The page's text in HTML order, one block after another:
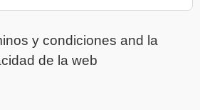
y condiciones and la
de la web